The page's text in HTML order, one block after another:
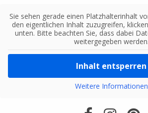
Sie sehen gerade einen Platzhalterinhalt
den eigentlichen Inhalt zuzugreifen,
unten. Bitte beachten Sie, dass dabei
weitergegeben werden.
Inhalt entsperren
Weitere Informationen